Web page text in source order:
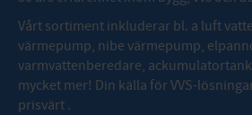
Vårt sortiment inkluderar bl. a luft
värmepump, nibe värmepump,
varmvattenberedare,
mycket mer! Din källa för VVS-
prisvärt .